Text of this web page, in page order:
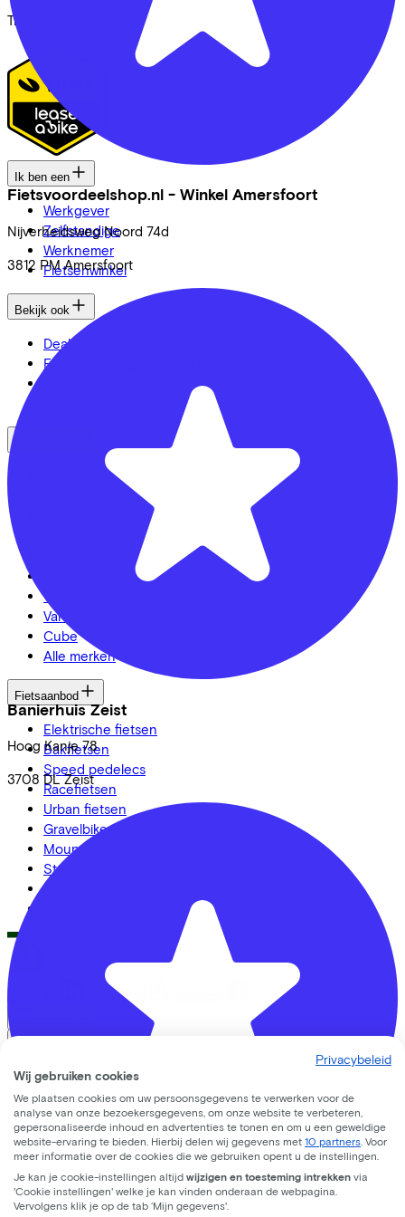
Fietsvoordeelshop.nl - Winkel Amersfoort
Nijverheidsweg Noord 74d
3812 PM Amersfoort
Banierhuis Zeist
Hoog Kanje 78
3708 DL Zeist
Trotse partner van
Ik ben een
Werkgever
Zelfstandige
Werknemer
Fietsenwinkel
Bekijk ook
Dealer locator
Fiets leasen? Bereken je kosten
Veloretti
Van Raam
Cube
Alle merken
Fietsaanbod
Elektrische fietsen
Bakfietsen
Speed pedelecs
Racefietsen
Urban fietsen
Gravelbikes
Mountainbikes
Stadsfietsen
Aangepaste fietsen
LinkedIn Instagram
© Lease a Bike. All Rights Reserved.
Privacy statement
Cookie statement
Cookie instellingen
Gebruiksvoorwaarden
Privacybeleid
Wij gebruiken cookies
We plaatsen cookies om uw persoonsgegevens te verwerken voor de
analyse van onze bezoekersgegevens, om onze website te verbeteren,
gepersonaliseerde inhoud en advertenties te tonen en om u een geweldige
website-ervaring te bieden. Hierbij delen wij gegevens met 10 partners . Voor
meer informatie over de cookies die we gebruiken opent u de instellingen.
Je kan je cookie-instellingen altijd wijzigen en toesteming intrekken via
'Cookie instellingen' welke je kan vinden onderaan de webpagina.
Vervolgens klik je op de tab ‘Mijn gegevens'.